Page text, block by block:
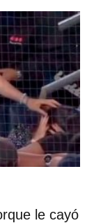
le cayó